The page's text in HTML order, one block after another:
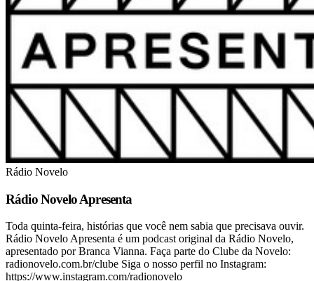
Rádio Novelo
Rádio Novelo Apresenta
Toda quinta-feira, histórias que você nem sabia que precisava ouvir.
Rádio Novelo Apresenta é um podcast original da Rádio Novelo,
apresentado por Branca Vianna. Faça parte do Clube da Novelo:
radionovelo.com.br/clube Siga o nosso perfil no Instagram:
https://www.instagram.com/radionovelo